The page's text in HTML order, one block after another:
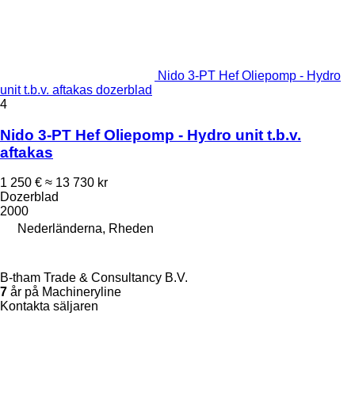
Nido 3-PT Hef Oliepomp - Hydro
unit t.b.v. aftakas dozerblad
4
Nido 3-PT Hef Oliepomp - Hydro unit t.b.v.
aftakas
1 250 € ≈ 13 730 kr
Dozerblad
2000
Nederländerna, Rheden
B-tham Trade & Consultancy B.V.
7 år på Machineryline
Kontakta säljaren